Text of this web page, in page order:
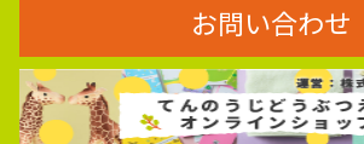
お問い合わせ